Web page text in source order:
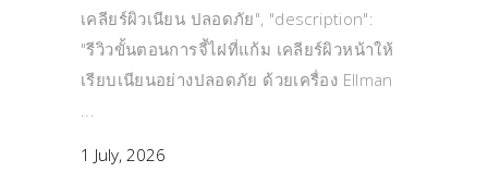
เคลียร์ผิวเนียน ปลอดภัย", "description":
"รีวิวขั้นตอนการจี้ไฝที่แก้ม เคลียร์ผิวหน้าให้
เรียบเนียนอย่างปลอดภัย ด้วยเครื่อง Ellman
1 July, 2026